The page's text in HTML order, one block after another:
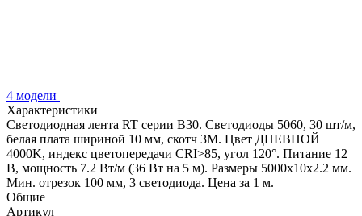
4 модели
Характеристики
Светодиодная лента RT серии B30. Светодиоды 5060, 30 шт/м,
белая плата шириной 10 мм, скотч 3M. Цвет ДНЕВНОЙ
4000K, индекс цветопередачи CRI>85, угол 120°. Питание 12
В, мощность 7.2 Вт/м (36 Вт на 5 м). Размеры 5000x10x2.2 мм.
Мин. отрезок 100 мм, 3 светодиода. Цена за 1 м.
Общие
Артикул